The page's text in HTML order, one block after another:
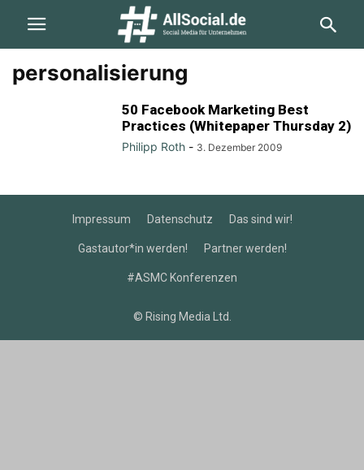
personalisierung
50 Facebook Marketing Best
Practices (Whitepaper Thursday 2)
Philipp Roth - 3. Dezember 2009
Impressum Datenschutz Das sind wir!
Gastautor*in werden! Partner werden!
#ASMC Konferenzen
© Rising Media Ltd.